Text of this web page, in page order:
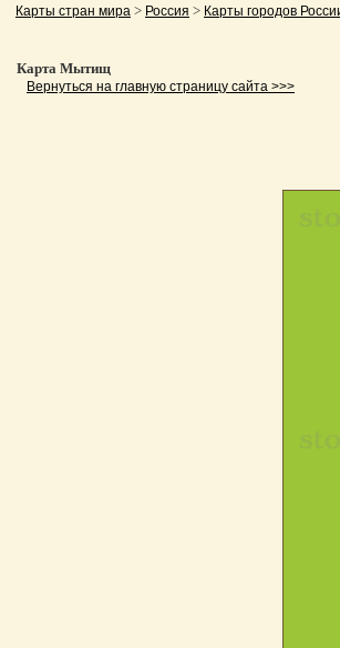
Карты стран мира > Россия > Карты городов
Карта Мытищ
Вернуться на главную страницу сайта >>>